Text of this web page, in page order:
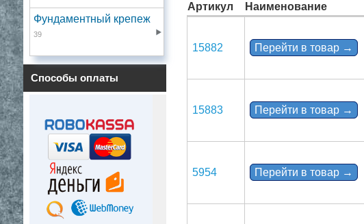
Фундаментный крепеж
39
Способы оплаты
Артикул Наименование
15882 Перейти в товар →
15883 Перейти в товар →
5954 Перейти в товар →